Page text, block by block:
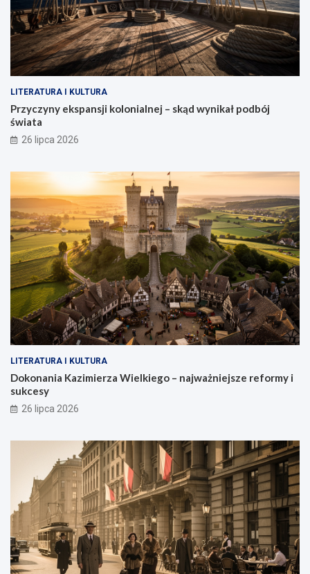
LITERATURA I KULTURA
Przyczyny ekspansji kolonialnej – skąd wynikał podbój
świata
26 lipca 2026
LITERATURA I KULTURA
Dokonania Kazimierza Wielkiego – najważniejsze reformy i
sukcesy
26 lipca 2026